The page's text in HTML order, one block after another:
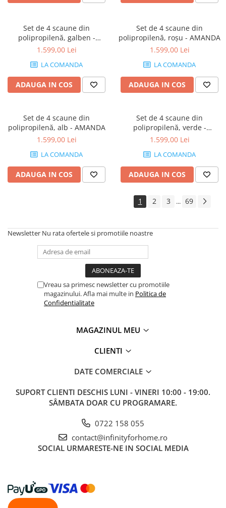
Set de 4 scaune din
polipropilenă, galben -
AMANDA
1.599,00 Lei
LA COMANDA
ADAUGA IN COS
Set de 4 scaune din
polipropilenă, roșu - AMANDA
1.599,00 Lei
LA COMANDA
ADAUGA IN COS
Set de 4 scaune din
polipropilenă, alb - AMANDA
1.599,00 Lei
LA COMANDA
ADAUGA IN COS
Set de 4 scaune din
polipropilenă, verde -
AMANDA
1.599,00 Lei
LA COMANDA
ADAUGA IN COS
1 2 3 ... 69
Newsletter Nu rata ofertele si promotiile noastre
Vreau sa primesc newsletter cu promotiile
magazinului. Afla mai multe in Politica de
Confidentialitate
MAGAZINUL MEU
CLIENTI
DATE COMERCIALE
SUPORT CLIENTI DESCHIS LUNI - VINERI 10:00 - 19:00.
SÂMBATA DOAR CU PROGRAMARE.
0722 158 055
contact@infinityforhome.ro
SOCIAL URMARESTE-NE IN SOCIAL MEDIA